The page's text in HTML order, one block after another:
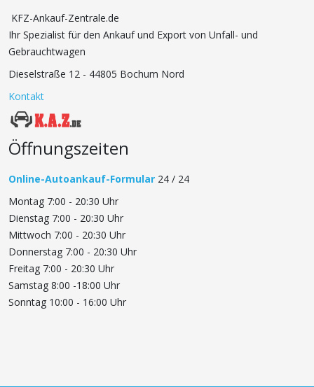
KFZ-Ankauf-Zentrale.de
Ihr Spezialist für den Ankauf und Export von Unfall- und
Gebrauchtwagen
Dieselstraße 12 - 44805 Bochum Nord
Kontakt
Öffnungszeiten
Online-Autoankauf-Formular 24 / 24
Montag 7:00 - 20:30 Uhr
Dienstag 7:00 - 20:30 Uhr
Mittwoch 7:00 - 20:30 Uhr
Donnerstag 7:00 - 20:30 Uhr
Freitag 7:00 - 20:30 Uhr
Samstag 8:00 -18:00 Uhr
Sonntag 10:00 - 16:00 Uhr